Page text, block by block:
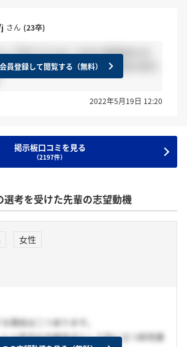
さん (23卒)
ん 不安ですよね！左右の面接官の方
応してくださいましたが 社長の反応
会員登録して閲覧する（無料）
2022年5月19日 12:20
掲示板口コミを見る
（2197件）
選考を受けた先輩の志望動機
女性
理由は二つあります。
と小売店の中継地点として役に立つ卸売業